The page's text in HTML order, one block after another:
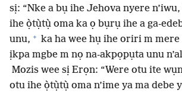
sị: “Nke a bụ ihe Jehova nyere
ihe ọ̀tụ̀tụ̀ oma ka ọ bụrụ ihe a ga-
unu, + ka ha wee hụ ihe oriri m mere
ịkpa mgbe m nọ na-akpọpụta unu
Mozis wee sị Erọn: “Were otu ite
otu ihe ọ̀tụ̀tụ̀ oma n’ime ya ma debe